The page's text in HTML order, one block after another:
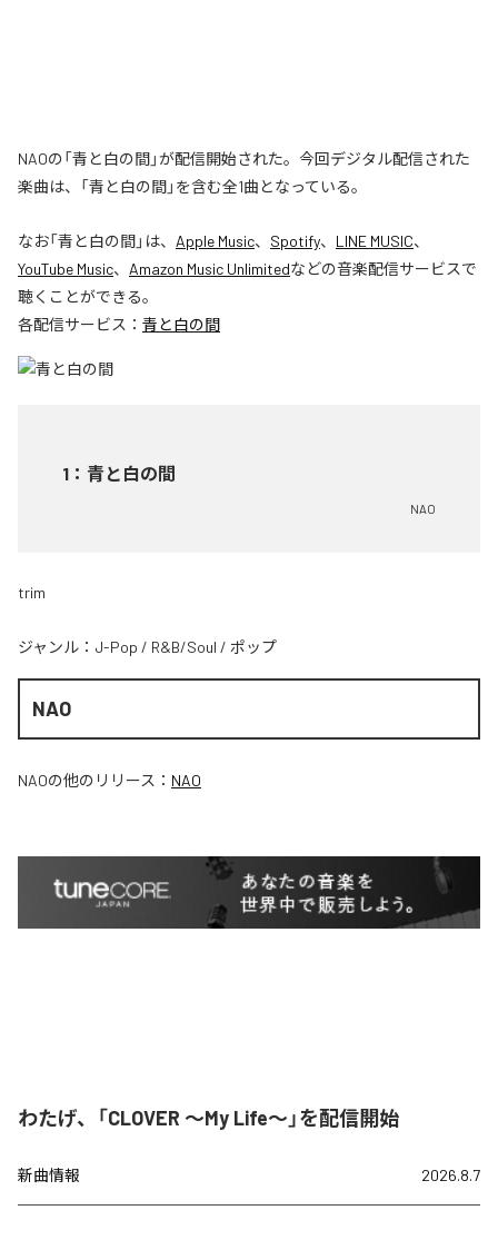
NAOの「青と白の間」が配信開始された。今回デジタル配信された
楽曲は、「青と白の間」を含む全1曲となっている。
なお「青と白の間」は、 Apple Music、 Spotify、 LINE MUSIC、
YouTube Music、 Amazon Music Unlimitedなどの音楽配信サービスで
聴くことができる。
各配信サービス： 青と白の間
1 ： 青と白の間
NAO
trim
ジャンル： J-Pop / R&B/Soul / ポップ
NAO
NAOの他のリリース： NAO
わたげ、「CLOVER ～My Life～」を配信開始
新曲情報 2026.8.7